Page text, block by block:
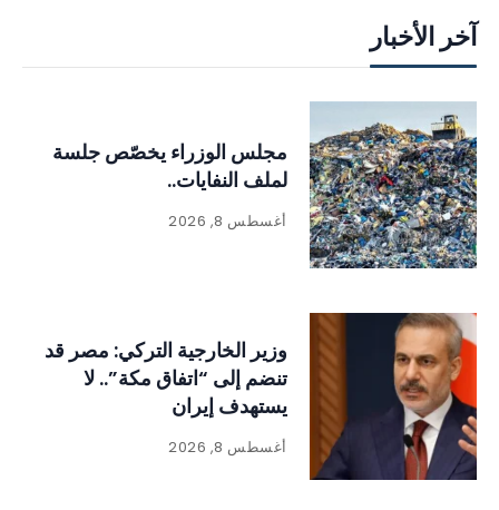
آخر الأخبار
مجلس الوزراء يخصّص جلسة
لملف النفايات..
أغسطس 8, 2026
وزير الخارجية التركي: مصر قد
تنضم إلى “اتفاق مكة”.. لا
يستهدف إيران
أغسطس 8, 2026